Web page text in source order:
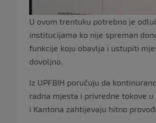
U ovom trentuku potrebno je
institucijama ko nije spreman
funkcije koju obavlja i ustupiti
dovoljno.
Iz UPFBIH poručuju da
radna mjesta i privredne tokove u
i Kantona zahtijevaju hitno